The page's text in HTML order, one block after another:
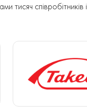
тисяч